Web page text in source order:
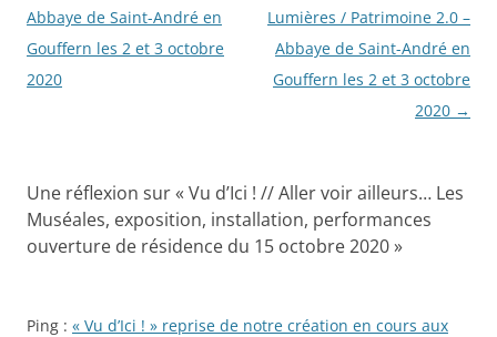
articles
Abbaye de Saint-André en
Gouffern les 2 et 3 octobre
2020
Lumières / Patrimoine 2.0 –
Abbaye de Saint-André en
Gouffern les 2 et 3 octobre
2020 →
Une réflexion sur « Vu d’Ici ! // Aller voir ailleurs… Les
Muséales, exposition, installation, performances
ouverture de résidence du 15 octobre 2020»
Ping : « Vu d’Ici ! » reprise de notre création en cours aux